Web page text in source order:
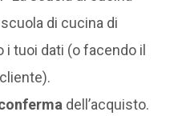
di cucina di
i tuoi dati (o facendo il
dell’acquisto.